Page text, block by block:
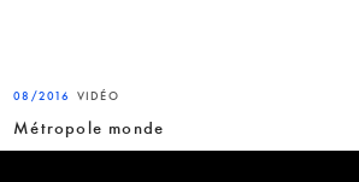
08/2016 VIDÉO
Métropole monde